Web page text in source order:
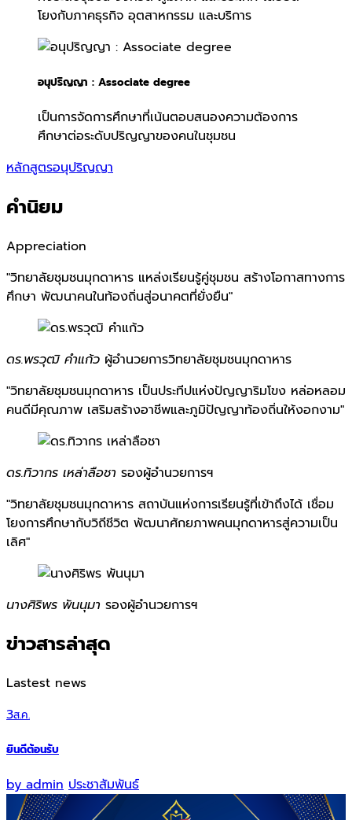
โยงกับภาคธุรกิจ อุตสาหกรรม และบริการ
อนุปริญญา : Associate degree
เป็นการจัดการศึกษาที่เน้นตอบสนองความต้องการ
ศึกษาต่อระดับปริญญาของคนในชุมชน
หลักสูตรอนุปริญญา
คำนิยม
Appreciation
"วิทยาลัยชุมชนมุกดาหาร แหล่งเรียนรู้คู่ชุมชน สร้างโอกาสทางการ
ศึกษา พัฒนาคนในท้องถิ่นสู่อนาคตที่ยั่งยืน"
ดร.พรวุฒิ คำแก้ว ผู้อำนวยการวิทยาลัยชุมชนมุกดาหาร
"วิทยาลัยชุมชนมุกดาหาร เป็นประทีปแห่งปัญญาริมโขง หล่อหลอม
คนดีมีคุณภาพ เสริมสร้างอาชีพและภูมิปัญญาท้องถิ่นให้งอกงาม"
ดร.ทิวากร เหล่าลือชา รองผู้อำนวยการฯ
"วิทยาลัยชุมชนมุกดาหาร สถาบันแห่งการเรียนรู้ที่เข้าถึงได้ เชื่อม
โยงการศึกษากับวิถีชีวิต พัฒนาศักยภาพคนมุกดาหารสู่ความเป็น
เลิศ"
นางศิริพร พันนุมา รองผู้อำนวยการฯ
ข่าวสารล่าสุด
Lastest news
3ส.ค.
ยินดีต้อนรับ
by admin ประชาสัมพันธ์